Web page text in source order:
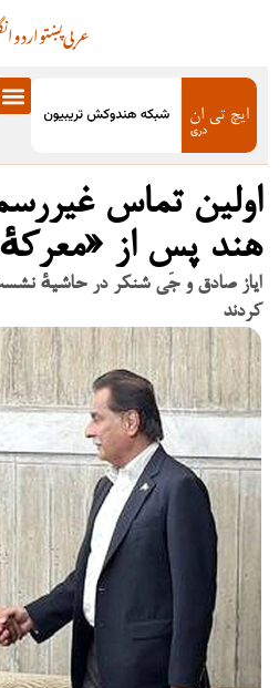
اردوپښتوعربی
اولین تماس
هند پس از
ایاز صادق و جَی شنکر در حاشیهٔ نشست
کردند